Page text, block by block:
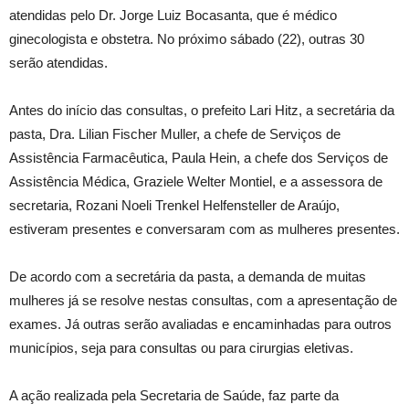
atendidas pelo Dr. Jorge Luiz Bocasanta, que é médico
ginecologista e obstetra. No próximo sábado (22), outras 30
serão atendidas.
Antes do início das consultas, o prefeito Lari Hitz, a secretária da
pasta, Dra. Lilian Fischer Muller, a chefe de Serviços de
Assistência Farmacêutica, Paula Hein, a chefe dos Serviços de
Assistência Médica, Graziele Welter Montiel, e a assessora de
secretaria, Rozani Noeli Trenkel Helfensteller de Araújo,
estiveram presentes e conversaram com as mulheres presentes.
De acordo com a secretária da pasta, a demanda de muitas
mulheres já se resolve nestas consultas, com a apresentação de
exames. Já outras serão avaliadas e encaminhadas para outros
municípios, seja para consultas ou para cirurgias eletivas.
A ação realizada pela Secretaria de Saúde, faz parte da